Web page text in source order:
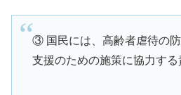
③ 国民には、高齢者虐待の
支援のための施策に協力する